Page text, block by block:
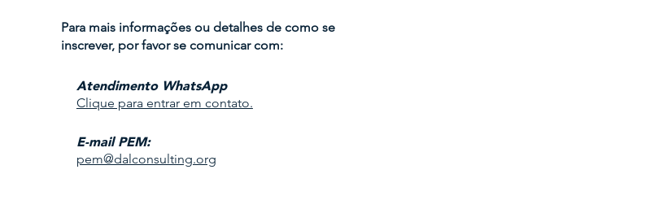
Para mais informações ou detalhes de como se
inscrever, por favor se comunicar com:
Atendimento WhatsApp
Clique para entrar em contato.
E-mail PEM:
pem@dalconsulting.org